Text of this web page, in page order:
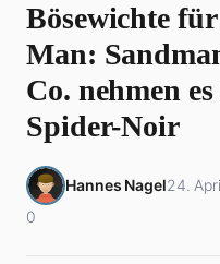
Bösewichte
Man:
Co. nehmen
Spider-Noir
Hannes Nagel24.
0